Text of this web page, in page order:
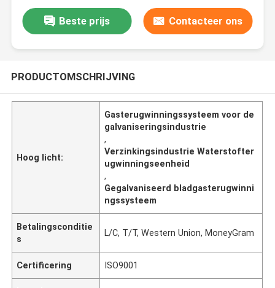
Beste prijs Contacteer ons
PRODUCTOMSCHRIJVING
Hoog licht:
Gasterugwinningssysteem voor de
galvaniseringsindustrie
,
Verzinkingsindustrie Waterstofter
ugwinningseenheid
,
Gegalvaniseerd bladgasterugwinni
ngssysteem
Betalingsconditie
s
L/C, T/T, Western Union, MoneyGram
Certificering ISO9001